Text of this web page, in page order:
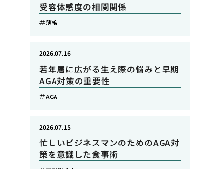
受容体感度の相関関係
薄毛
若年層に広がる生え際の悩みと早期
AGA対策の重要性
2026.07.16
AGA
忙しいビジネスマンのためのAGA対
策を意識した食事術
2026.07.15